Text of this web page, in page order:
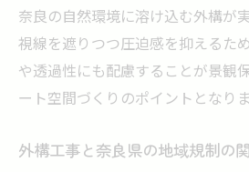
奈良の自然環境に溶け込む外構が
視線を遮りつつ圧迫感を抑えるた
や透過性にも配慮することが景観
ート空間づくりのポイントとなりま
外構工事と奈良県の地域規制の